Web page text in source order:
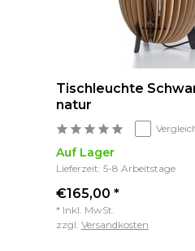
Tischleuchte
natur
Auf Lager
Lieferzeit: 5-8 Arbeitstage
€165,00 *
* Inkl. MwSt.
zzgl. Versandkosten